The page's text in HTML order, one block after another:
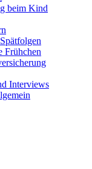
beim Kind
Frühchen
Interviews